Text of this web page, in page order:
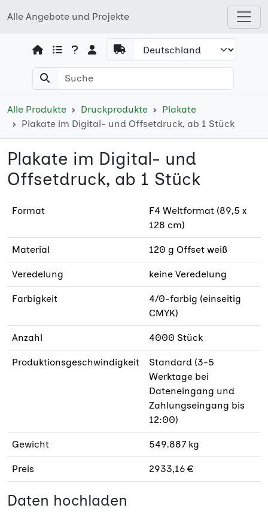
Alle Angebote und Projekte
Open shops menu
Alle Produkte Druckprodukte
Plakate
Plakate im Digital- und Offsetdruck, ab 1 Stück
Plakate im Digital- und
Offsetdruck, ab 1 Stück
Format
F4 Weltformat (89,5 x
128 cm)
Material 120 g Offset weiß
Veredelung keine Veredelung
Farbigkeit
4/0-farbig (einseitig
CMYK)
Anzahl 4000 Stück
Produktionsgeschwindigkeit
Standard (3-5
Werktage bei
Dateneingang und
Zahlungseingang bis
12:00)
Gewicht 549.887 kg
Preis 2933,16 €
Daten hochladen